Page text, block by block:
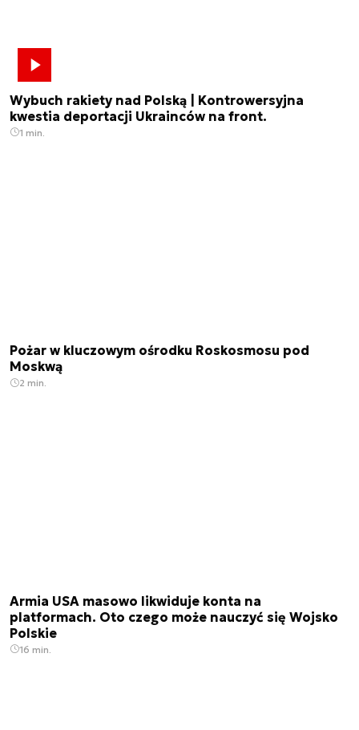
Wybuch rakiety nad Polską | Kontrowersyjna
kwestia deportacji Ukrainców na front.
1 min.
Pożar w kluczowym ośrodku Roskosmosu pod
Moskwą
2 min.
Armia USA masowo likwiduje konta na
platformach. Oto czego może nauczyć się Wojsko
Polskie
16 min.